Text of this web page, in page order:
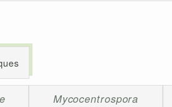
Mycocentrospora